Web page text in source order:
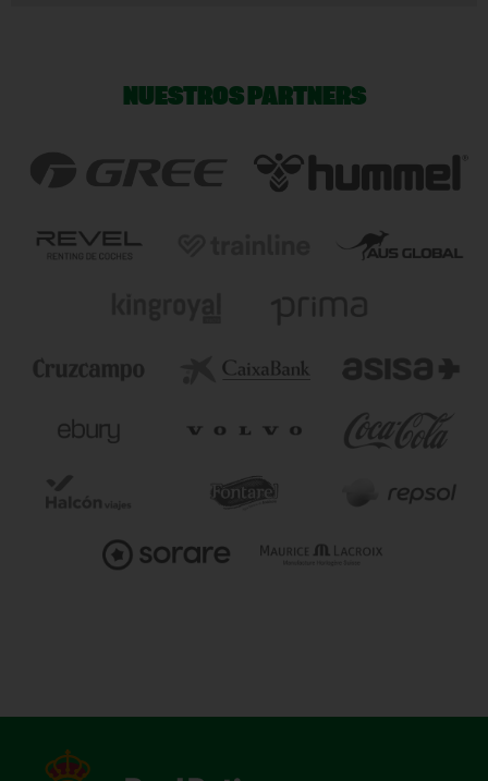
NUESTROS PARTNERS